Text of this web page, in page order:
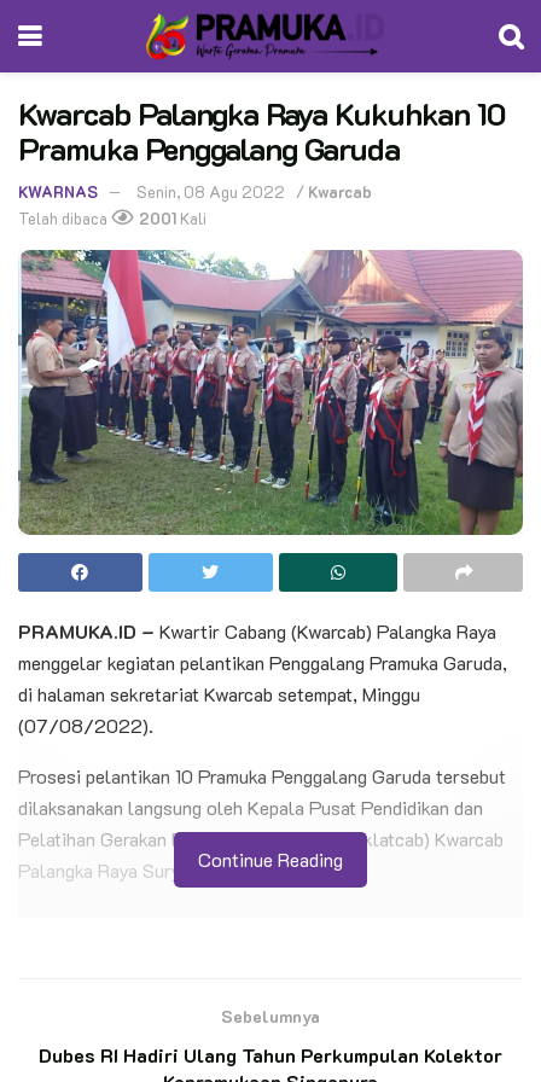
Kwarcab Palangka Raya Kukuhkan 10
Pramuka Penggalang Garuda
KWARNAS Senin, 08 Agu 2022 / Kwarcab
Telah dibaca
2001 Kali
PRAMUKA.ID – Kwartir Cabang (Kwarcab) Palangka Raya
menggelar kegiatan pelantikan Penggalang Pramuka Garuda,
di halaman sekretariat Kwarcab setempat, Minggu
(07/08/2022).
Prosesi pelantikan 10 Pramuka Penggalang Garuda tersebut
dilaksanakan langsung oleh Kepala Pusat Pendidikan dan
Pelatihan Gerakan Pramuka Cabang (Pusdiklatcab) Kwarcab
Palangka Raya Suryanto.
Edukasi Saka Wanabakti di Jeongmara
Continue Reading
Sebelumnya
Dubes RI Hadiri Ulang Tahun Perkumpulan Kolektor